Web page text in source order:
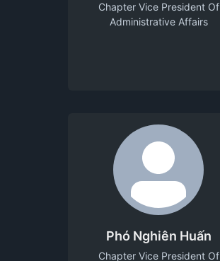
Chapter Vice President Of
Administrative Affairs
Phó Nghiên Huấn
Chapter Vice President Of